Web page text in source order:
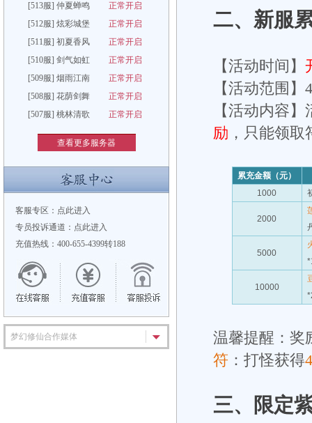
[513服] 仲夏蝉鸣
正常开启
[512服] 炫彩城堡
正常开启
[511服] 初夏香风
正常开启
[510服] 剑气如虹
正常开启
[509服] 烟雨江南
正常开启
[508服] 花荫剑舞
正常开启
[507服] 桃林清歌
正常开启
查看更多服务器
客服专区： 点此进入
专员投诉通道： 点此进入
充值热线：400-655-4399转188
梦幻修仙合作媒体
二、 新服
【活动时间】
【活动范围】
【活动内容
励 ，只能领
累充金额（元）
1000
2000
5000
10000
温馨提醒：奖
符 ：打怪获得
三、 限定